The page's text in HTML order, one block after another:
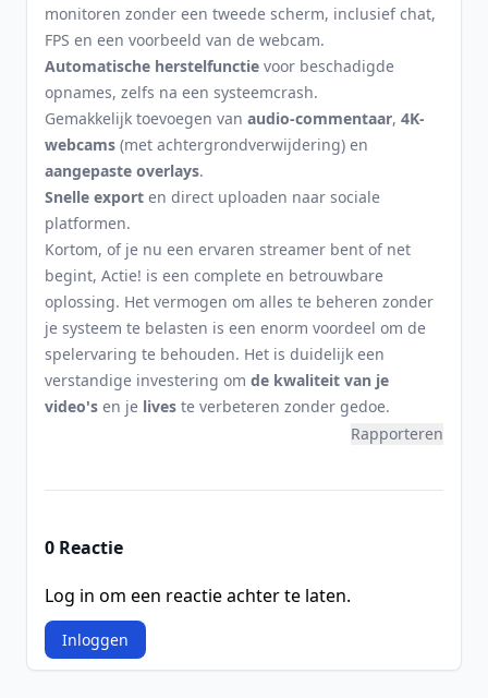
monitoren zonder een tweede scherm, inclusief chat,
FPS en een voorbeeld van de webcam.
Automatische herstelfunctie voor beschadigde
opnames, zelfs na een systeemcrash.
Gemakkelijk toevoegen van audio-commentaar, 4K-
webcams (met achtergrondverwijdering) en
aangepaste overlays.
Snelle export en direct uploaden naar sociale
platformen.
Kortom, of je nu een ervaren streamer bent of net
begint, Actie! is een complete en betrouwbare
oplossing. Het vermogen om alles te beheren zonder
je systeem te belasten is een enorm voordeel om de
spelervaring te behouden. Het is duidelijk een
verstandige investering om de kwaliteit van je
video's en je lives te verbeteren zonder gedoe.
Rapporteren
0 Reactie
Log in om een reactie achter te laten.
Inloggen